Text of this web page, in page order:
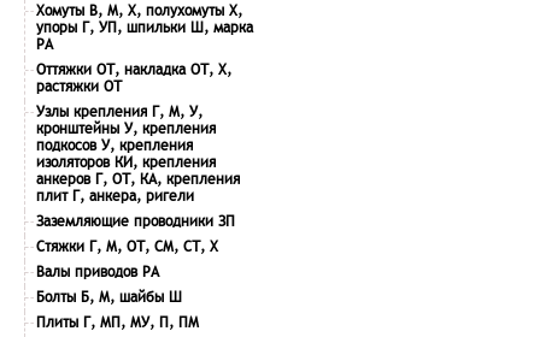
Хомуты В, М, Х, полухомуты Х,
упоры Г, УП, шпильки Ш, марка
РА
Оттяжки ОТ, накладка ОТ, Х,
растяжки ОТ
Узлы крепления Г, М, У,
кронштейны У, крепления
подкосов У, крепления
изоляторов КИ, крепления
анкеров Г, ОТ, КА, крепления
плит Г, анкера, ригели
Заземляющие проводники ЗП
Стяжки Г, М, ОТ, СМ, СТ, Х
Валы приводов РА
Болты Б, М, шайбы Ш
Плиты Г, МП, МУ, П, ПМ